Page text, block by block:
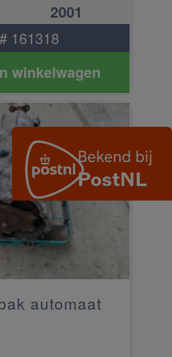
2001
161318
winkelwagen
automaat